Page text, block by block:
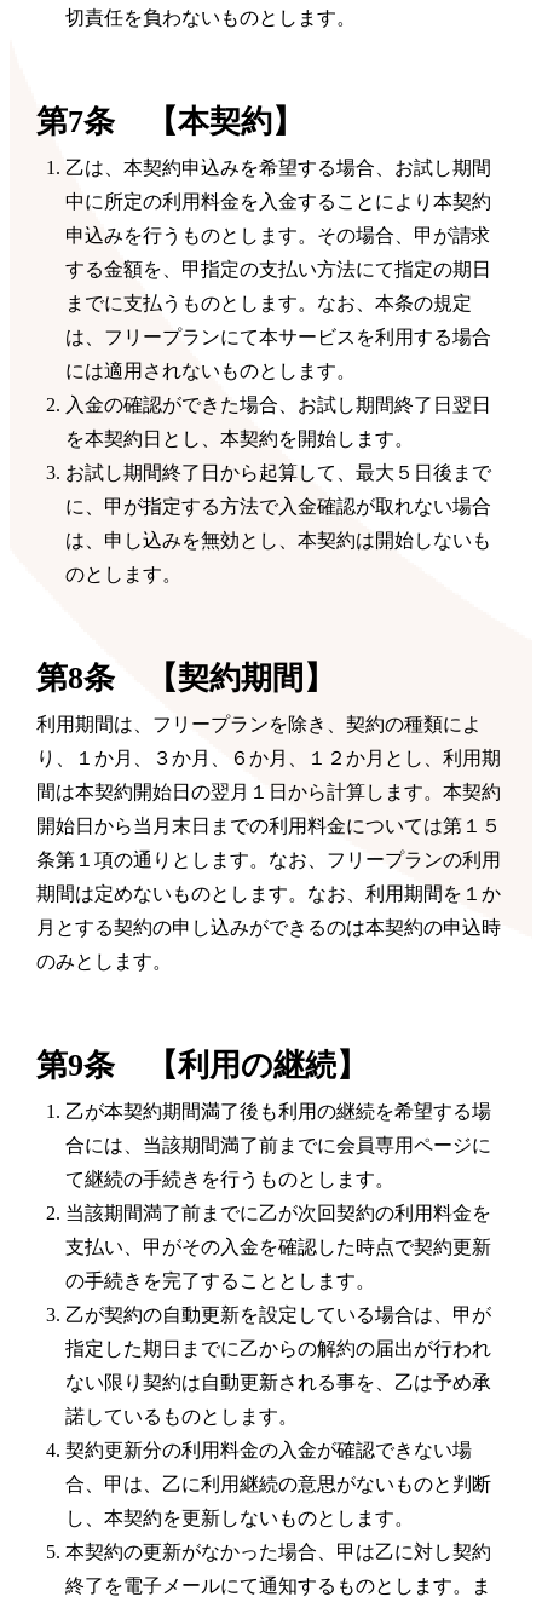
切責任を負わないものとします。
第7条 【本契約】
乙は、本契約申込みを希望する場合、お試し期間
中に所定の利用料金を入金することにより本契約
申込みを行うものとします。その場合、甲が請求
する金額を、甲指定の支払い方法にて指定の期日
までに支払うものとします。なお、本条の規定
は、フリープランにて本サービスを利用する場合
には適用されないものとします。
入金の確認ができた場合、お試し期間終了日翌日
を本契約日とし、本契約を開始します。
お試し期間終了日から起算して、最大５日後まで
に、甲が指定する方法で入金確認が取れない場合
は、申し込みを無効とし、本契約は開始しないも
のとします。
第8条 【契約期間】
利用期間は、フリープランを除き、契約の種類によ
り、１か月、３か月、６か月、１２か月とし、利用期
間は本契約開始日の翌月１日から計算します。本契約
開始日から当月末日までの利用料金については第１５
条第１項の通りとします。なお、フリープランの利用
期間は定めないものとします。なお、利用期間を１か
月とする契約の申し込みができるのは本契約の申込時
のみとします。
第9条 【利用の継続】
乙が本契約期間満了後も利用の継続を希望する場
合には、当該期間満了前までに会員専用ページに
て継続の手続きを行うものとします。
当該期間満了前までに乙が次回契約の利用料金を
支払い、甲がその入金を確認した時点で契約更新
の手続きを完了することとします。
乙が契約の自動更新を設定している場合は、甲が
指定した期日までに乙からの解約の届出が行われ
ない限り契約は自動更新される事を、乙は予め承
諾しているものとします。
契約更新分の利用料金の入金が確認できない場
合、甲は、乙に利用継続の意思がないものと判断
し、本契約を更新しないものとします。
本契約の更新がなかった場合、甲は乙に対し契約
終了を電子メールにて通知するものとします。ま